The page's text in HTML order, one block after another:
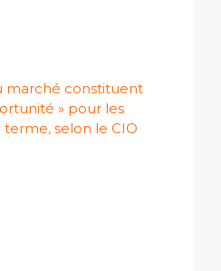
marché constituent
» pour les
terme, selon le CIO